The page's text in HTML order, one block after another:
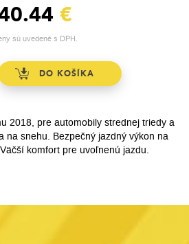
€
sú uvedené s DPH.
2018, pre automobily strednej triedy a
na snehu. Bezpečný jazdný výkon na
komfort pre uvoľnenú jazdu.